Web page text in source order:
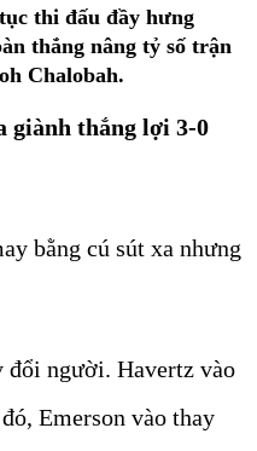
thi đấu đầy hưng
thắng nâng tỷ số trận
Chalobah.
giành thắng lợi 3-0
bằng cú sút xa nhưng
đổi người. Havertz vào
Emerson vào thay